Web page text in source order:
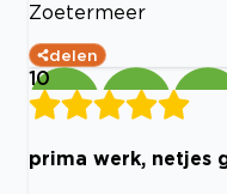
Zoetermeer
delen
10
prima werk, netjes